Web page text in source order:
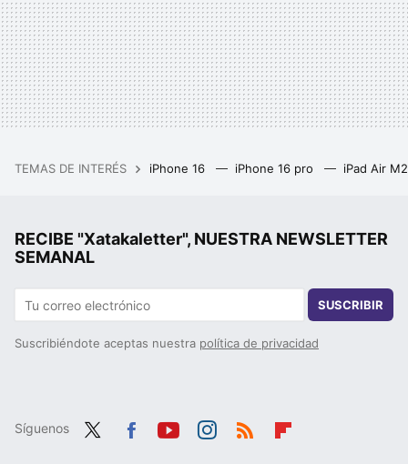
TEMAS DE INTERÉS iPhone 16 iPhone 16 pro iPad Air
RECIBE "Xatakaletter", NUESTRA NEWSLETTER
SEMANAL
SUSCRIBIR
Suscribiéndote aceptas nuestra política de privacidad
Síguenos